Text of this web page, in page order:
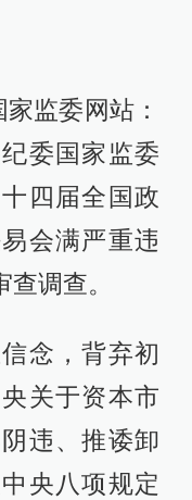
监委网站：
委国家监委
四届全国政
会满严重违
调查。
念，背弃初
关于资本市
违、推诿卸
央八项规定